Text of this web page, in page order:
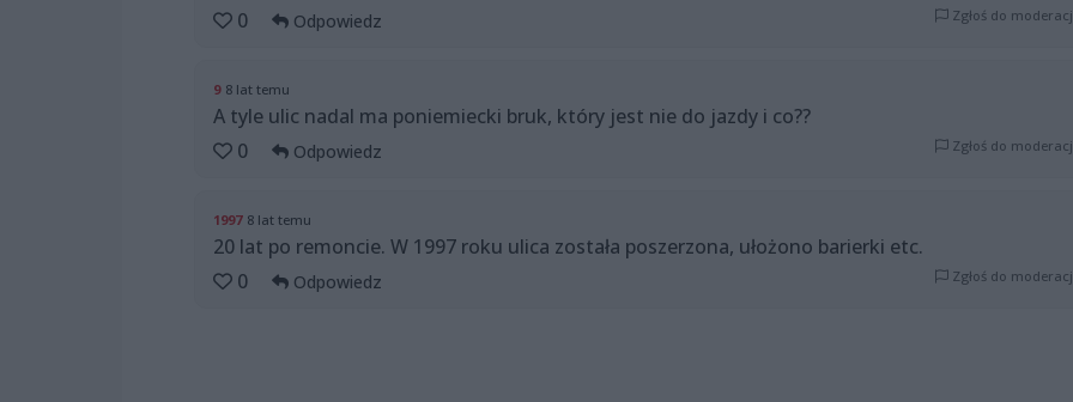
0
Odpowiedz Zgłoś do
9 8 lat temu
A tyle ulic nadal ma poniemiecki bruk, który jest nie do jazdy i co??
0
Odpowiedz Zgłoś do
1997 8 lat temu
20 lat po remoncie. W 1997 roku ulica została poszerzona, ułożono barierki etc.
0
Odpowiedz Zgłoś do